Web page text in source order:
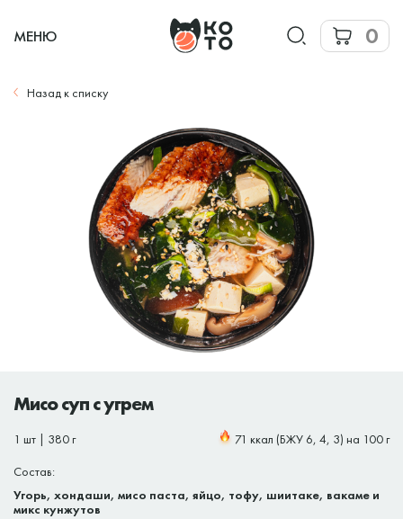
МЕНЮ 0
Назад к списку
Мисо суп с угрем
1 шт | 380 г 71 ккал (БЖУ 6, 4, 3) на 100 г
Состав:
Угорь, хондаши, мисо паста, яйцо, тофу, шиитаке, вакаме и
микс кунжутов